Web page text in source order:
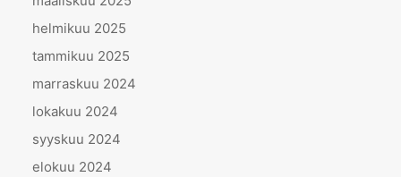
helmikuu 2025
tammikuu 2025
marraskuu 2024
lokakuu 2024
syyskuu 2024
elokuu 2024